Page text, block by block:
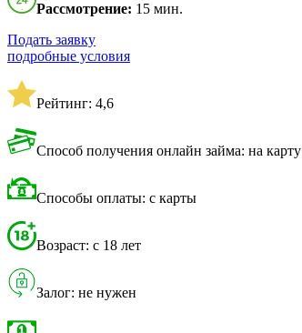
Рассмотрение: 15 мин.
Подать заявку
подробные условия
Рейтинг: 4,6
Способ получения онлайн займа: на карту
Способы оплаты: с карты
Возраст: с 18 лет
Залог: не нужен